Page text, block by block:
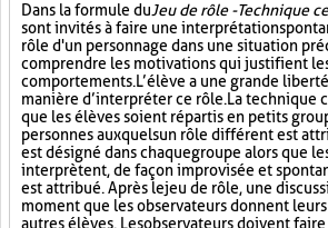
Dans la formule duJeu de rôle - Technique
sont invités à faire une interprétation
rôle d'un personnage dans une situation
comprendre les motivations qui justifient
comportements. L’élève a une grande
manière d’interpréter ce rôle. La technique
que les élèves soient répartis en petits
personnes auxquels un rôle différent est
est désigné dans chaque groupe alors que
interprètent, de façon improvisée et
est attribué. Après le jeu de rôle, une
moment que les observateurs donnent
autres élèves. Les observateurs doivent